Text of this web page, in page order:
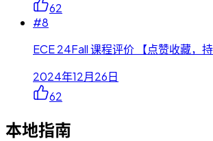
62
#8
ECE 24Fall 课程评价 【点赞收藏，持
2024年12月26日
62
本地指南